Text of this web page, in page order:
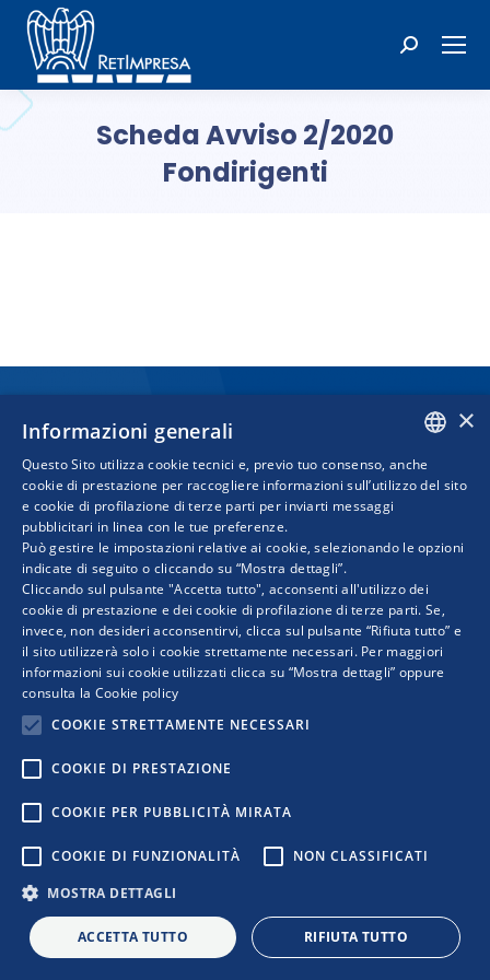
Cerca:
Scheda Avviso 2/2020
Fondirigenti
COPYRIGHT © 2019 WWW.RETIMPRESA.IT
RetImpresa - Agenzia Confederale per le aggregazioni e le
reti d'imprese
Viale dell'Astronomia 30 - 00144 ROMA
Tel. 06 5903592 - email:retimpresa@confindustria.it- PEC
retimpresa@pec.retimpresa.it
| Codice fiscale 97583770587
PRIVACY|COOKIES
|
| |
ITALIAN
×
Informazioni generali
Questo Sito utilizza cookie tecnici e, previo tuo consenso, anche
cookie di prestazione per raccogliere informazioni sull’utilizzo del sito
e cookie di profilazione di terze parti per inviarti messaggi
pubblicitari in linea con le tue preferenze.
Può gestire le impostazioni relative ai cookie, selezionando le opzioni
indicate di seguito o cliccando su “Mostra dettagli”.
Cliccando sul pulsante "Accetta tutto", acconsenti all'utilizzo dei
cookie di prestazione e dei cookie di profilazione di terze parti. Se,
invece, non desideri acconsentirvi, clicca sul pulsante “Rifiuta tutto” e
il sito utilizzerà solo i cookie strettamente necessari. Per maggiori
informazioni sui cookie utilizzati clicca su “Mostra dettagli” oppure
consulta la Cookie policy
COOKIE STRETTAMENTE NECESSARI
COOKIE DI PRESTAZIONE
COOKIE PER PUBBLICITÀ MIRATA
COOKIE DI FUNZIONALITÀ
NON CLASSIFICATI
MOSTRA DETTAGLI
ACCETTA TUTTO RIFIUTA TUTTO